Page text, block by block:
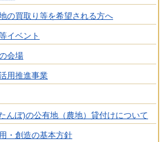
の買取り等を希望される方へ
イベント
会場
用推進事業
んぼ)の公有地（農地）貸付けについて
・創造の基本方針